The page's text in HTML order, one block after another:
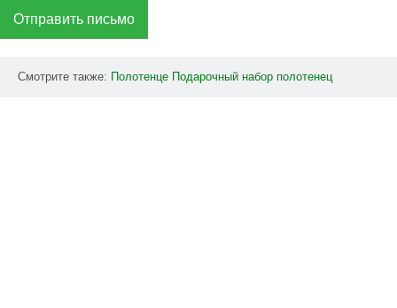
Отправить письмо
Смотрите также: Полотенце Подарочный набор полотенец